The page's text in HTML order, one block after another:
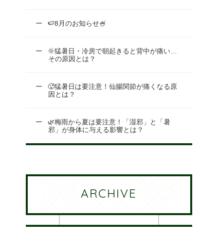
🍉8月のお知らせ🍧
🌞猛暑日・冷房で朝起きると背中が痛い…
その原因とは？
🥵猛暑日は要注意！仙腸関節が痛くなる原
因とは？
🌿梅雨から夏は要注意！「湿邪」と「暑
邪」が身体に与える影響とは？
ARCHIVE